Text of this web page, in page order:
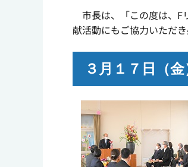
市長は、「この度は、F
献活動にもご協力いただ
３月１７日（